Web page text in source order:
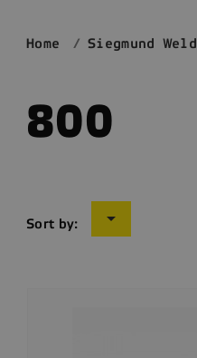
Home Siegmund
800
Sort by: 